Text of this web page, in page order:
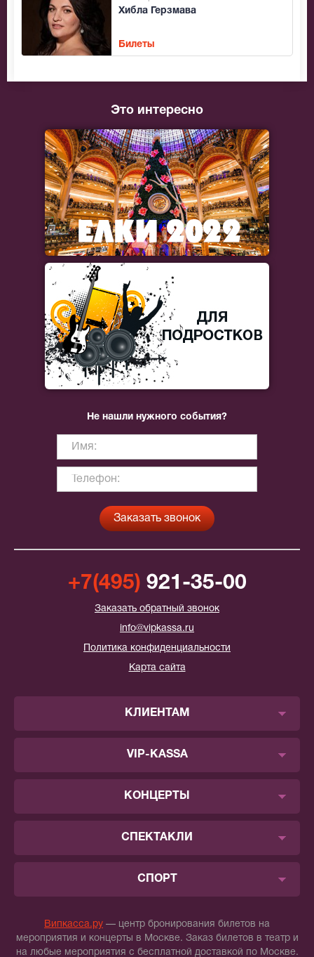
Хибла Герзмава
Билеты
Это интересно
Не нашли нужного события?
+7(495) 921-35-00
Заказать обратный звонок
info@vipkassa.ru
Политика конфиденциальности
Карта сайта
КЛИЕНТАМ
VIP-KASSA
КОНЦЕРТЫ
СПЕКТАКЛИ
СПОРТ
Випкасса.ру — центр бронирования билетов на
мероприятия и концерты в Москве. Заказ билетов в театр и
на любые мероприятия с бесплатной доставкой по Москве.